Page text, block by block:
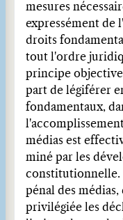
mesures
expressément de
droits
tout l'ordre
principe
part de légiférer
fondamentaux,
médias est
miné par les
constitutionnelle.
pénal des
privilégiée les